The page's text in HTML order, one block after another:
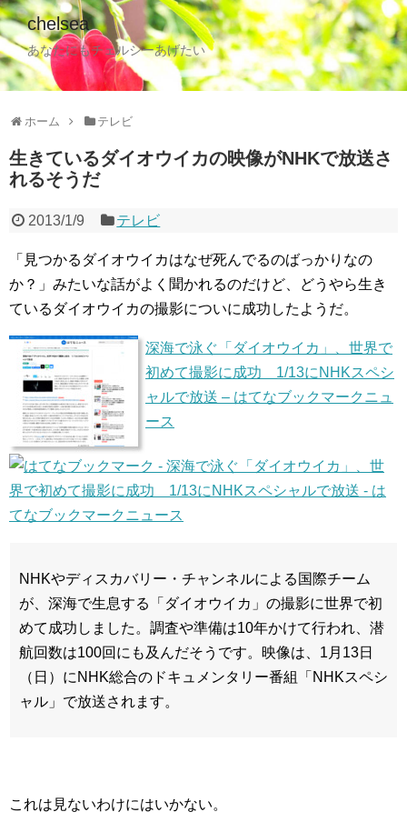
chelsea
あなたにもチェルシーあげたい
ホーム テレビ
生きているダイオウイカの映像がNHKで放送さ
れるそうだ
2013/1/9 テレビ
「見つかるダイオウイカはなぜ死んでるのばっかりなの
か？」みたいな話がよく聞かれるのだけど、どうやら生き
ているダイオウイカの撮影についに成功したようだ。
深海で泳ぐ「ダイオウイカ」、世界で
初めて撮影に成功 1/13にNHKスペシ
ャルで放送 – はてなブックマークニュ
ース
NHKやディスカバリー・チャンネルによる国際チーム
が、深海で生息する「ダイオウイカ」の撮影に世界で初
めて成功しました。調査や準備は10年かけて行われ、潜
航回数は100回にも及んだそうです。映像は、1月13日
（日）にNHK総合のドキュメンタリー番組「NHKスペシ
ャル」で放送されます。
これは見ないわけにはいかない。